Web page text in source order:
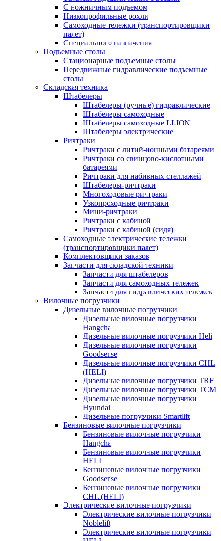
С ножничным подъемом
Низкопрофильные рохли
Самоходные тележки (транспортировщики
палет)
Специального назначения
Подъемные столы
Стационарные подъемные столы
Передвижные гидравлические подъемные
столы
Складская техника
Штабелеры
Штабелеры (ручные) гидравлические
Штабелеры самоходные
Штабелеры самоходные LI-ION
Штабелеры электрические
Ричтраки
Ричтраки с литий-ионными батареями
Ричтраки со свинцово-кислотными
батареями
Ричтраки для набивных стеллажей
Штабелеры-ричтраки
Многоходовые ричтраки
Узкопроходные ричтраки
Мини-ричтраки
Ричтраки с кабиной
Ричтраки с кабиной (сидя)
Самоходные электрические тележки
(транспортировщики палет)
Комплектовщики заказов
Запчасти для складской техники
Запчасти для штабелеров
Запчасти для самоходных тележек
Запчасти для гидравлических тележек
Вилочные погрузчики
Дизельные вилочные погрузчики
Дизельные вилочные погрузчики
Hangcha
Дизельные вилочные погрузчики Heli
Дизельные вилочные погрузчики
Goodsense
Дизельные вилочные погрузчики CHL
(HELI)
Дизельные вилочные погрузчики TRF
Дизельные вилочные погрузчики TCM
Дизельные вилочные погрузчики
Hyundai
Дизельные погрузчики Smartlift
Бензиновые вилочные погрузчики
Бензиновые вилочные погрузчики
Hangcha
Бензиновые вилочные погрузчики
HELI
Бензиновые вилочные погрузчики
Goodsense
Бензиновые вилочные погрузчики
CHL (HELI)
Электрические вилочные погрузчики
Электрические вилочные погрузчики
Noblelift
Электрические вилочные погрузчики